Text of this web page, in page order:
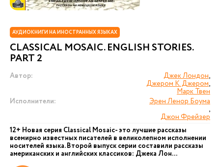
АУДИОКНИГИ НА ИНОСТРАННЫХ ЯЗЫКАХ
CLASSICAL MOSAIC. ENGLISH STORIES.
PART 2
Автор: Джек Лондон,
Джером К. Джером,
Марк Твен
Исполнители:
Эрен Ленор Боума
,
Джон Фрейзер
12+ Новая серия Сlassical Mosaic- это лучшие рассказы
всемирно известных писателей в великолепном исполнении
носителей языка. Второй выпуск серии составили рассказы
американских и английских классиков: Джека Лон...